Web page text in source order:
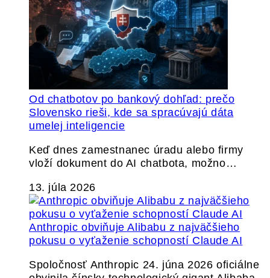
Od chatbotov po bankový dohľad: prečo
Slovensko rieši, kde sa spracúvajú dáta
umelej inteligencie
Keď dnes zamestnanec úradu alebo firmy
vloží dokument do AI chatbota, možno…
13. júla 2026
Anthropic obviňuje Alibabu z najväčšieho
pokusu o vyťaženie schopností Claude AI
Spoločnosť Anthropic 24. júna 2026 oficiálne